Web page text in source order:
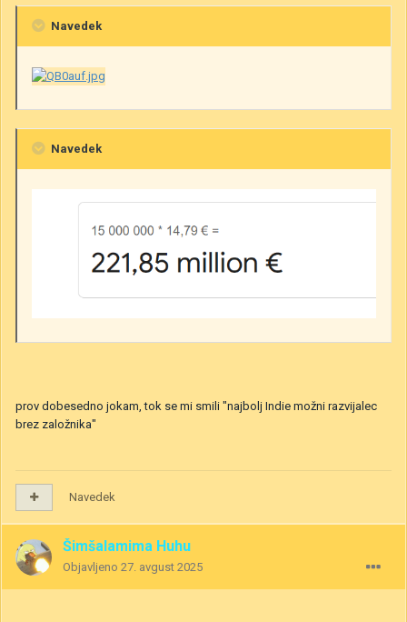
Navedek
Navedek
prov dobesedno jokam, tok se mi smili "najbolj Indie možni razvijalec
brez založnika"
Navedek
Šimšalamima Huhu
Objavljeno 27. avgust 2025